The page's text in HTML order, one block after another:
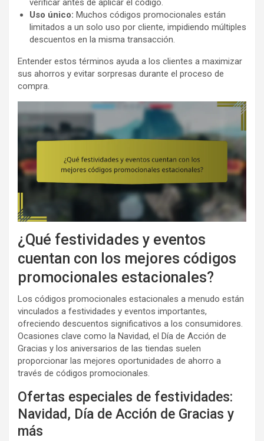
verificar antes de aplicar el código.
Uso único: Muchos códigos promocionales están
limitados a un solo uso por cliente, impidiendo múltiples
descuentos en la misma transacción.
Entender estos términos ayuda a los clientes a maximizar
sus ahorros y evitar sorpresas durante el proceso de
compra.
¿Qué festividades y eventos
cuentan con los mejores códigos
promocionales estacionales?
Los códigos promocionales estacionales a menudo están
vinculados a festividades y eventos importantes,
ofreciendo descuentos significativos a los consumidores.
Ocasiones clave como la Navidad, el Día de Acción de
Gracias y los aniversarios de las tiendas suelen
proporcionar las mejores oportunidades de ahorro a
través de códigos promocionales.
Ofertas especiales de festividades:
Navidad, Día de Acción de Gracias y
más